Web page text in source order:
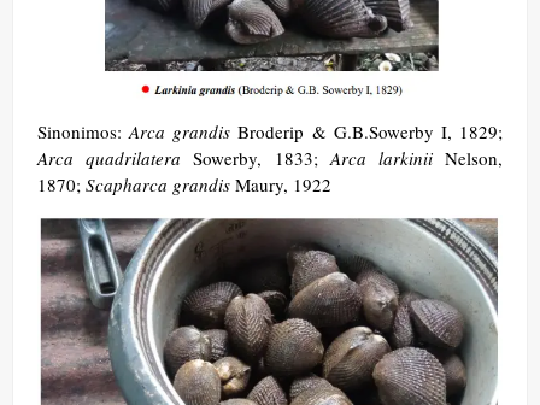
Sinonimos:Arca grandisBroderip & G.B.Sowerby I, 1829;
Arca quadrilatera Sowerby, 1833; Arca larkiniiNelson,
1870; Scapharca grandis Maury, 1922